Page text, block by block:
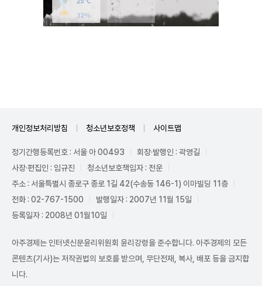
개인정보처리방침 청소년보호정책 사이트맵
정기간행등록번호 : 서울 아 00493
회장·발행인 : 곽영길
사장·편집인 : 임규진
청소년보호책임자 : 전운
주소 : 서울특별시 종로구 종로 1길 42(수송동 146-1) 이마빌딩 11층
전화 : 02-767-1500
발행일자 : 2007년 11월 15일
등록일자 : 2008년 01월10일
아주경제는 인터넷신문윤리위원회 윤리강령을 준수합니다. 아주경제의 모든
콘텐츠(기사)는 저작권법의 보호를 받으며, 무단전재, 복사, 배포 등을 금지합
니다.